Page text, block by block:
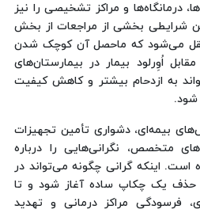
درمانگاه‌ها و مراکز تشخیصی را نیز
شرایطی بخشی از مراجعات از بخش
می‌شود که ماحصل آن کوچک شدن
اُوِرلود بیمار در بیمارستان‌های
به ازدحام بیشتر و کاهش کیفیت
بیمه‌ای، دشواری تأمین تجهیزات
متخصص، نگرانی‌هایی را درباره
است. اینکه گرانی چگونه می‌تواند در
حذف یک چکاپ ساده آغاز شود و تا
فرسودگی مراکز درمانی و تهدید